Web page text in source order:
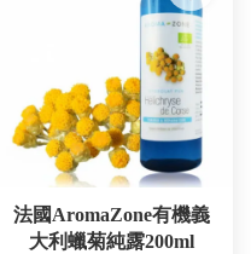
法國AromaZone有機義
大利蠟菊純露200ml